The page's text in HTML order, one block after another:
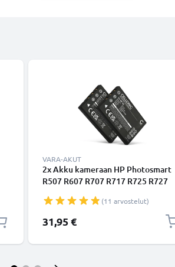
VARA-AKUT
2x Akku kameraan HP Photosmart
R507 R607 R707 R717 R725 R727
R927 - L1812A L1812B NP-60 R07
(1180mAh, 3.7V) tuotemerkiltä
CELLONIC
(11 arvostelut)
31,95 €